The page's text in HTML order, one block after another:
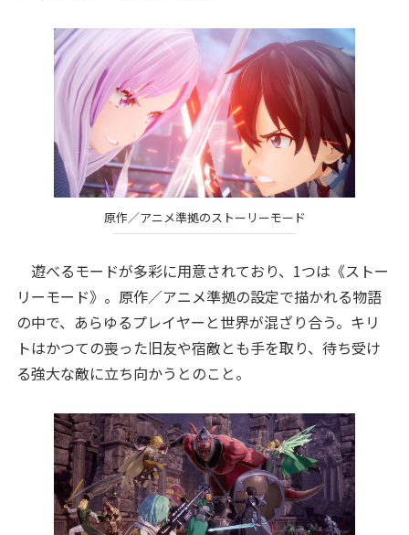
原作／アニメ準拠のストーリーモード
遊べるモードが多彩に用意されており、1つは《ストー
リーモード》。原作／アニメ準拠の設定で描かれる物語
の中で、あらゆるプレイヤーと世界が混ざり合う。キリ
トはかつての喪った旧友や宿敵とも手を取り、待ち受け
る強大な敵に立ち向かうとのこと。